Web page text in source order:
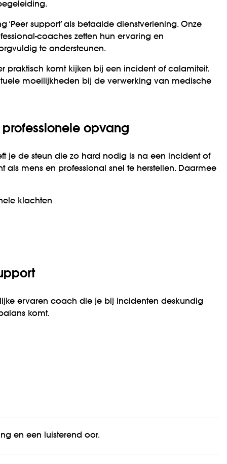
‘Peer support’ als betaalde dienstverlening. Onze
coaches zetten hun ervaring en
te ondersteunen.
praktisch komt kijken bij een incident of calamiteit.
moeilijkheden bij de verwerking van medische
opvang
je de steun die zo hard nodig is na een incident of
als mens en professional snel te herstellen. Daarmee
klachten
ervaren coach die je bij incidenten deskundig
komt.
en een luisterend oor.